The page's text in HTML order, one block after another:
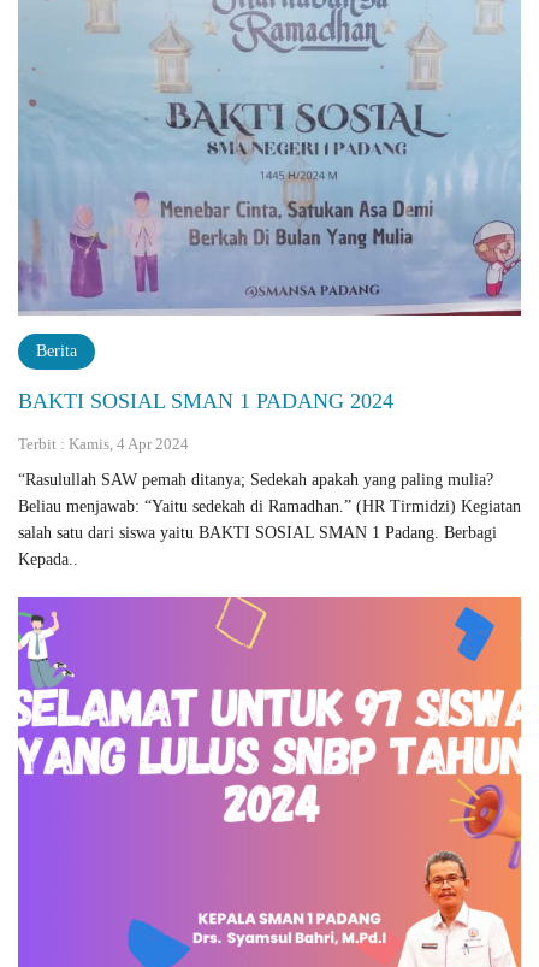
Berita
BAKTI SOSIAL SMAN 1 PADANG 2024
Terbit : Kamis, 4 Apr 2024
“Rasulullah SAW pemah ditanya; Sedekah apakah yang paling mulia?
Beliau ‎menjawab: “Yaitu sedekah di Ramadhan.” (HR Tirmidzi)‎ Kegiatan
salah satu dari siswa yaitu BAKTI SOSIAL SMAN 1 Padang. Berbagi
Kepada..